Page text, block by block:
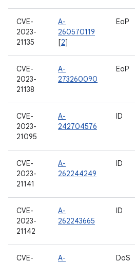
CVE-
2023-
21135
A-
260570119
[2]
EoP
CVE-
2023-
21138
A-
273260090
EoP
CVE-
2023-
21095
A-
242704576
ID
CVE-
2023-
21141
A-
262244249
ID
CVE-
2023-
21142
A-
262243665
ID
CVE-
A-
DoS